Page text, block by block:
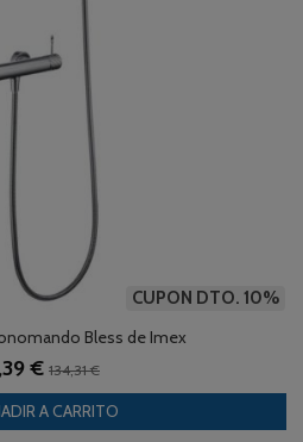
CUPON DTO. 10%
Bless de Imex
€ 134,31 €
A CARRITO